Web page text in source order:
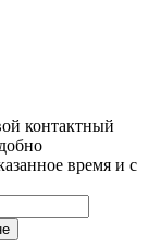
контактный
время и с